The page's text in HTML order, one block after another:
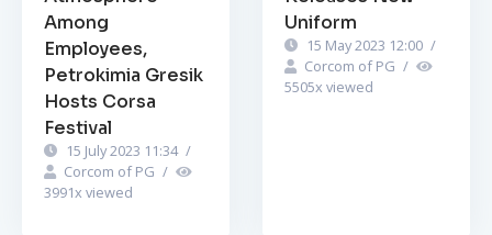
Among
Employees,
Petrokimia Gresik
Hosts Corsa
Festival
15 July 2023 11:34 /
Corcom of PG /
3991x viewed
Uniform
15 May 2023 12:00 /
Corcom of PG /
5505x viewed